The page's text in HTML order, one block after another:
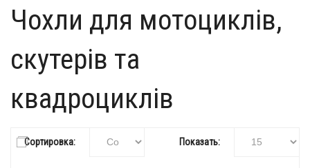
Чохли для мотоциклів,
скутерів та
квадроциклів
Сортировка: Показать: